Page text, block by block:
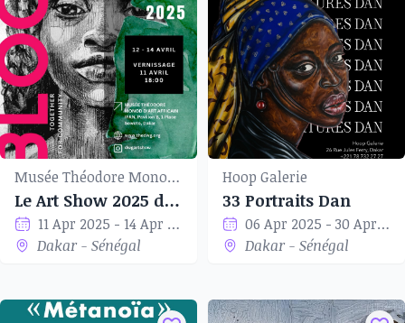
Musée Théodore Monod d'art africain
Le Art Show 2025 du Dakar Women’s Group
11 Apr 2025 - 14 Apr 2025
Dakar - Sénégal
Hoop Galerie
33 Portraits Dan
06 Apr 2025 - 30 Apr 2025
Dakar - Sénégal